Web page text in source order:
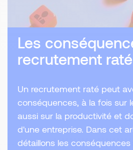
Les
recrutement raté
Un recrutement raté peut
conséquences, à la fois sur
aussi sur la productivité et
d'une entreprise. Dans cet
détaillons les